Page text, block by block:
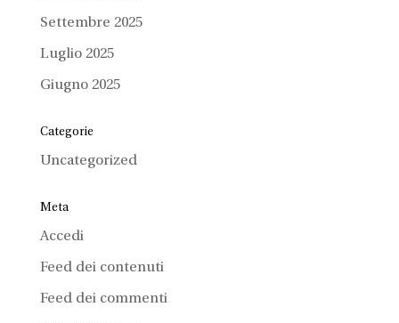
Settembre 2025
Luglio 2025
Giugno 2025
Categorie
Uncategorized
Meta
Accedi
Feed dei contenuti
Feed dei commenti